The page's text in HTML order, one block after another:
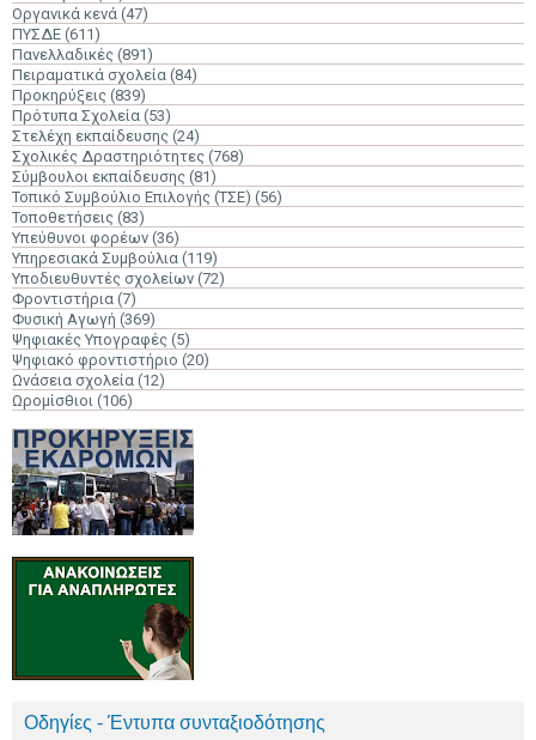
Οργανικά κενά (47)
ΠΥΣΔΕ (611)
Πανελλαδικές (891)
Πειραματικά σχολεία (84)
Προκηρύξεις (839)
Πρότυπα Σχολεία (53)
Στελέχη εκπαίδευσης (24)
Σχολικές Δραστηριότητες (768)
Σύμβουλοι εκπαίδευσης (81)
Τοπικό Συμβούλιο Επιλογής (ΤΣΕ) (56)
Τοποθετήσεις (83)
Υπεύθυνοι φορέων (36)
Υπηρεσιακά Συμβούλια (119)
Υποδιευθυντές σχολείων (72)
Φροντιστήρια (7)
Φυσική Αγωγή (369)
Ψηφιακές Υπογραφές (5)
Ψηφιακό φροντιστήριο (20)
Ωνάσεια σχολεία (12)
Ωρομίσθιοι (106)
Οδηγίες - Έντυπα συνταξιοδότησης